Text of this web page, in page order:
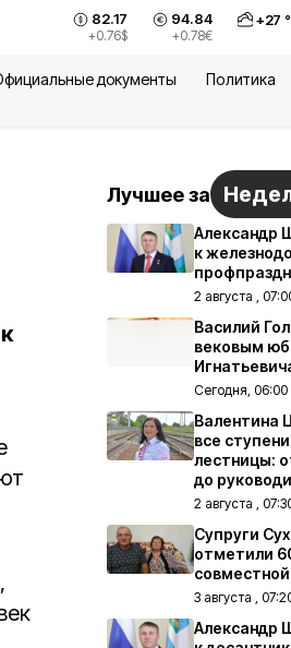
82.17
+0.76$
94.84
+0.78€
+27
документы Политика
Лучшее за
Александр
к
2 августа ,
Василий
вековым
Сегодня, 06:00
Валентина
все
лестницы:
до
2 августа ,
Супруги
отметили
3 августа ,
Александр